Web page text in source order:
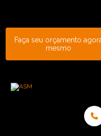
Faça seu orçamento
mesmo